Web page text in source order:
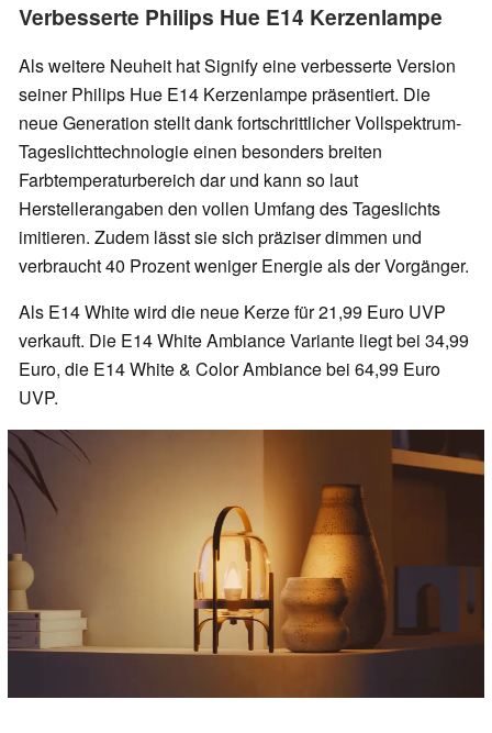
Verbesserte Philips Hue E14 Kerzenlampe
Als weitere Neuheit hat Signify eine verbesserte Version
seiner Philips Hue E14 Kerzenlampe präsentiert. Die
neue Generation stellt dank fortschrittlicher Vollspektrum-
Tageslichttechnologie einen besonders breiten
Farbtemperaturbereich dar und kann so laut
Herstellerangaben den vollen Umfang des Tageslichts
imitieren. Zudem lässt sie sich präziser dimmen und
verbraucht 40 Prozent weniger Energie als der Vorgänger.
Als E14 White wird die neue Kerze für 21,99 Euro UVP
verkauft. Die E14 White Ambiance Variante liegt bei 34,99
Euro, die E14 White & Color Ambiance bei 64,99 Euro
UVP.